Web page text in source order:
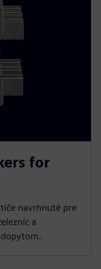
for
navrhnuté pre
a